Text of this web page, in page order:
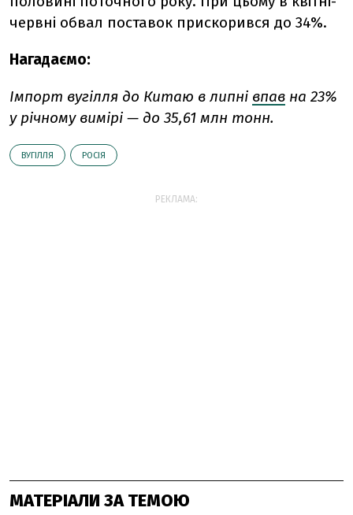
червні обвал поставок прискорився до 34%.
Нагадаємо:
Імпорт вугілля до Китаю в липні впав на 23%
у річному вимірі — до 35,61 млн тонн.
ВУГІЛЛЯ РОСІЯ
РЕКЛАМА:
МАТЕРІАЛИ ЗА ТЕМОЮ